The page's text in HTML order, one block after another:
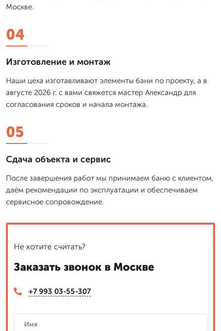
Москве.
04
Изготовление и монтаж
Наши цеха изготавливают элементы бани по проекту, а в
августе 2026 г. с вами свяжется мастер Александр для
согласования сроков и начала монтажа.
05
Сдача объекта и сервис
После завершения работ мы принимаем баню с клиентом,
даём рекомендации по эксплуатации и обеспечиваем
сервисное сопровождение.
Не хотите считать?
Заказать звонок в Москве
+7 993 03-55-307